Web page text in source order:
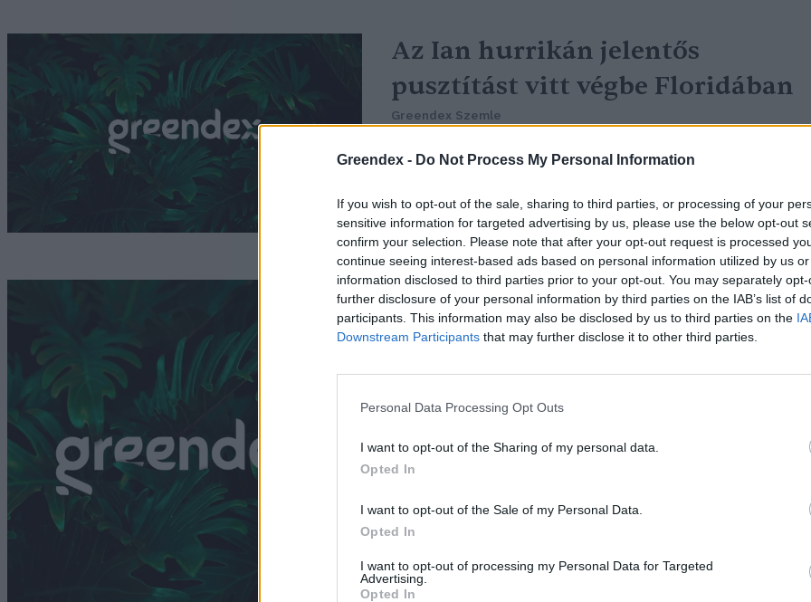
Greendex - Do Not Process My Personal Information
If you wish to opt-out of the sale, sharing to third parties, or processing of your
sensitive information for targeted advertising by us, please use the below opt-out
confirm your selection. Please note that after your opt-out request is processed
continue seeing interest-based ads based on personal information utilized by us
information disclosed to third parties prior to your opt-out. You may separately
further disclosure of your personal information by third parties on the IAB’s list of
participants. This information may also be disclosed by us to third parties on the
Downstream Participants that may further disclose it to other third parties.
Personal Data Processing Opt Outs
I want to opt-out of the Sharing of my personal data.
Opted In
I want to opt-out of the Sale of my Personal Data.
Opted In
I want to opt-out of processing my Personal Data for Targeted
Advertising.
Opted In
Az Ian hurrikán jelentős
pusztítást vitt végbe Floridában
Greendex Szemle
Túl meleg a Földközi-tenger:
jöhetnek a hurrikánok?